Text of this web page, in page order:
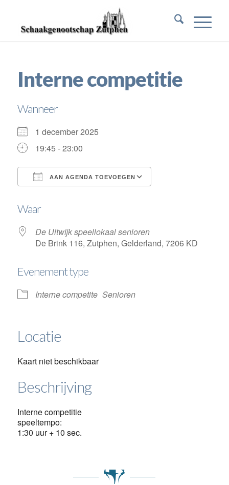
Interne competitie
Wanneer
1 december 2025
19:45 - 23:00
AAN AGENDA TOEVOEGEN
Waar
De Uitwijk speellokaal senioren
De Brink 116, Zutphen, Gelderland, 7206 KD
Evenement type
Interne competite Senioren
Locatie
Kaart niet beschikbaar
Beschrijving
Interne competitie
speeltempo:
1:30 uur + 10 sec.